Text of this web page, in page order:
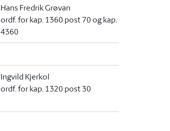
Hans Fredrik Grøvan
ordf. for kap. 1360 post 70 og kap.
4360
Ingvild Kjerkol
ordf. for kap. 1320 post 30